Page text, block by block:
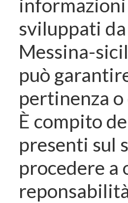
sviluppati
Messina-
può
pertinenza o
È compito
presenti sul
procedere a